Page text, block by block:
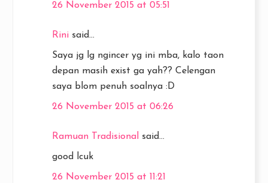
26 November 2015 at 05:51
Rini said...
Saya jg lg ngincer yg ini mba, kalo taon
depan masih exist ga yah?? Celengan
saya blom penuh soalnya :D
26 November 2015 at 06:26
Ramuan Tradisional said...
good lcuk
26 November 2015 at 11:21